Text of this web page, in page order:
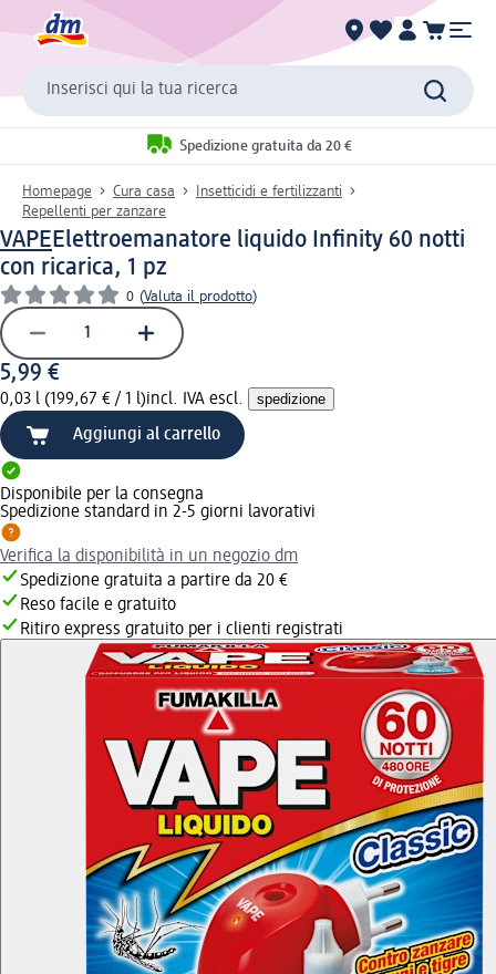
Inserisci qui la tua ricerca
Spedizione gratuita da 20 €
Homepage Cura casa
Insetticidi e fertilizzanti
Repellenti per zanzare
VAPEElettroemanatore liquido Infinity 60 notti
con ricarica, 1 pz
0 (Valuta il prodotto)
5,99 €
0,03 l (199,67 € / 1 l)incl. IVA escl. spedizione
Aggiungi al carrello
Disponibile per la consegna
Spedizione standard in 2-5 giorni lavorativi
Verifica la disponibilità in un negozio dm
Spedizione gratuita a partire da 20 €
Reso facile e gratuito
Ritiro express gratuito per i clienti registrati